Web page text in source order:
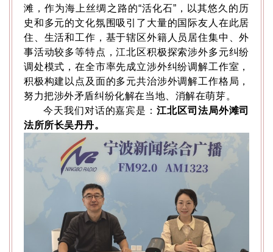
滩，作为海上丝绸之路的“活化石”，以其悠久的历
史和多元的文化氛围吸引了大量的国际友人在此居
住、生活和工作，基于辖区外籍人员居住集中、外
事活动较多等特点，江北区积极探索涉外多元纠纷
调处模式，在全市率先成立涉外纠纷调解工作室，
积极构建以点及面的多元共治涉外调解工作格局，
努力把涉外矛盾纠纷化解在当地、消解在萌芽。
今天我们对话的嘉宾是：江北区司法局外滩司
法所所长吴丹丹。